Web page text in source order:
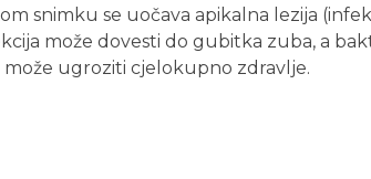
snimku se uočava apikalna lezija
može dovesti do gubitka zuba, a
može ugroziti cjelokupno zdravlje.